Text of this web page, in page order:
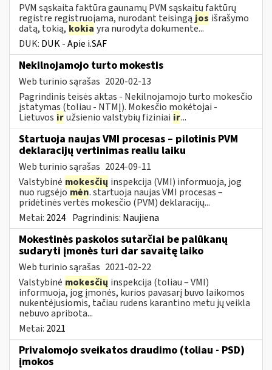
PVM sąskaita faktūra gaunamų PVM sąskaitų faktūrų
registre registruojama, nurodant teisingą jos išrašymo
datą, tokią, kokia yra nurodyta dokumente...
DUK: DUK - Apie i.SAF
Nekilnojamojo turto mokestis
Web turinio sąrašas 2020-02-13
Pagrindinis teisės aktas - Nekilnojamojo turto mokesčio
įstatymas (toliau - NTMĮ). Mokesčio mokėtojai -
Lietuvos iružsienio valstybių fiziniai ir...
Startuoja naujas VMI procesas – pilotinis PVM
deklaracijų vertinimas realiu laiku
Web turinio sąrašas 2024-09-11
Valstybinė mokesčių inspekcija (VMI) informuoja, jog
nuo rugsėjomėn. startuoja naujas VMI procesas –
pridėtinės vertės mokesčio (PVM) deklaracijų...
Metai: 2024 Pagrindinis: Naujiena
Mokestinės paskolos sutarčiai be palūkanų
sudaryti įmonės turi dar savaitę laiko
Web turinio sąrašas 2021-02-22
Valstybinė mokesčių inspekcija (toliau – VMI)
informuoja, jog įmonės, kurios pavasarį buvo laikomos
nukentėjusiomis, tačiau rudens karantino metu jų veikla
nebuvo apribota...
Metai: 2021
Privalomojo sveikatos draudimo (toliau - PSD)
įmokos